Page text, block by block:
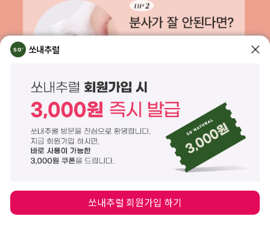
쏘내추럴
쏘내추럴 회원가입 하기